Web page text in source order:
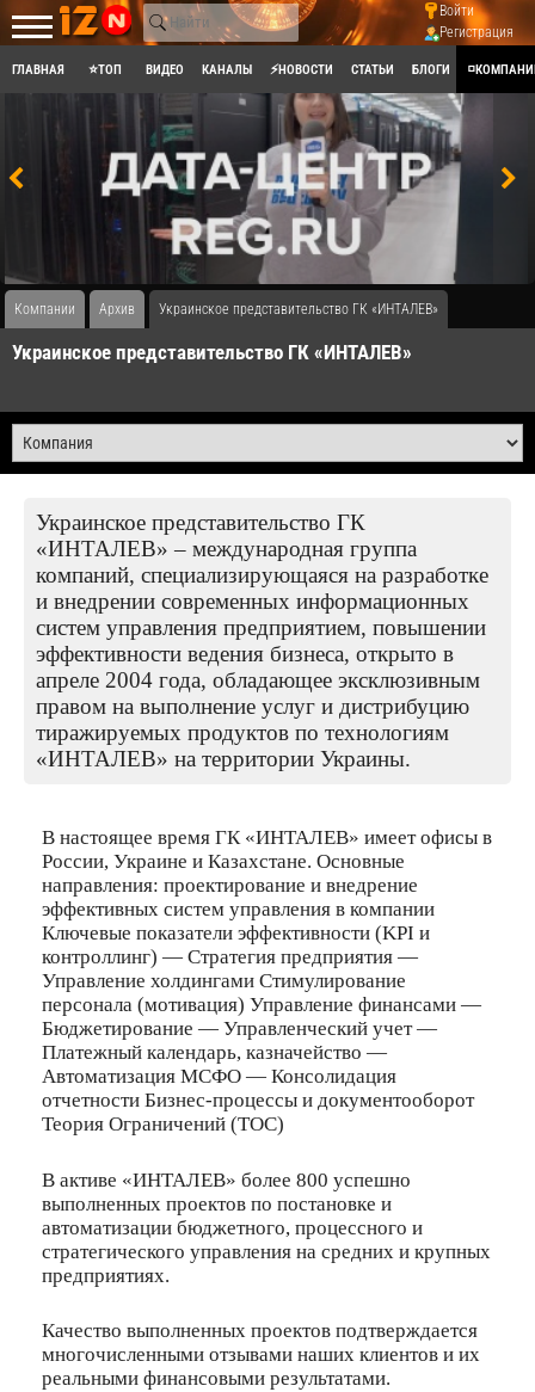
Войти
Регистрация
ГЛАВНАЯ ⭐ТОП ВИДЕО КАНАЛЫ ⚡НОВОСТИ СТАТЬИ БЛОГИ
Компании Архив Украинское представительство ГК «ИНТАЛЕВ»
Украинское представительство ГК «ИНТАЛЕВ»
Украинское представительство ГК
«ИНТАЛЕВ» – международная группа
компаний, специализирующаяся на разработке
и внедрении современных информационных
систем управления предприятием, повышении
эффективности ведения бизнеса, открыто в
апреле 2004 года, обладающее эксклюзивным
правом на выполнение услуг и дистрибуцию
тиражируемых продуктов по технологиям
«ИНТАЛЕВ» на территории Украины.
В настоящее время ГК «ИНТАЛЕВ» имеет офисы в
России, Украине и Казахстане. Основные
направления: проектирование и внедрение
эффективных систем управления в компании
Ключевые показатели эффективности (KPI и
контроллинг) — Стратегия предприятия —
Управление холдингами Стимулирование
персонала (мотивация) Управление финансами —
Бюджетирование — Управленческий учет —
Платежный календарь, казначейство —
Автоматизация МСФО — Консолидация
отчетности Бизнес-процессы и документооборот
Теория Ограничений (ТОС)
В активе «ИНТАЛЕВ» более 800 успешно
выполненных проектов по постановке и
автоматизации бюджетного, процессного и
стратегического управления на средних и крупных
предприятиях.
Качество выполненных проектов подтверждается
многочисленными отзывами наших клиентов и их
реальными финансовыми результатами.